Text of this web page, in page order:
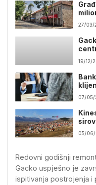
27/03/
19/12/
07/05/
05/06/
Redovni godišnji
Gacko uspješno je
ispitivanja postrojenja i